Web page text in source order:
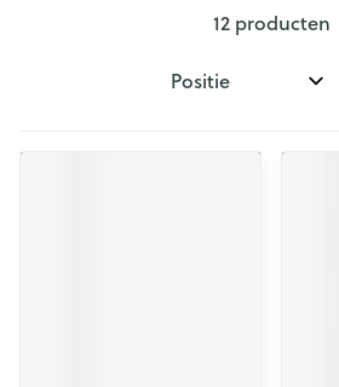
12producten
Sorteer op: